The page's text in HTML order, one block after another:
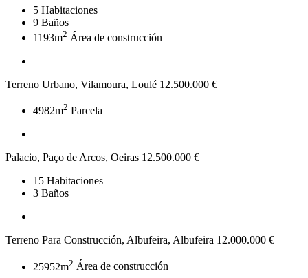
5 Habitaciones
9 Baños
1193m2 Área de construcción
Terreno Urbano, Vilamoura, Loulé 12.500.000 €
4982m2 Parcela
Palacio, Paço de Arcos, Oeiras 12.500.000 €
15 Habitaciones
3 Baños
Terreno Para Construcción, Albufeira, Albufeira 12.000.000 €
25952m2 Área de construcción